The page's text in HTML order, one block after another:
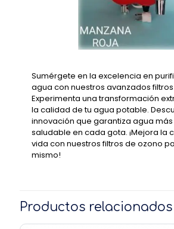
Sumérgete en la excelencia en
agua con nuestros avanzados
Experimenta una transformación
la calidad de tu agua potable.
innovación que garantiza agua
saludable en cada gota. ¡Mejora la
vida con nuestros filtros de ozono
mismo!
Productos relacionados